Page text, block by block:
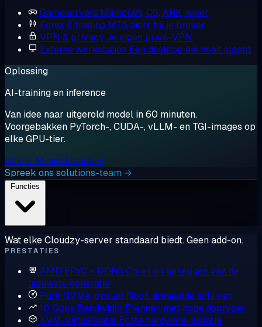
Gameservers Minecraft, CS, ARK, meer
Forex & trading MT5 dicht bij je broker
VPN & privacyJe eigen privé-VPN
Externe werkstation Een desktop die nooit slaapt
Oplossing
AI-training en inference
Van idee naar uitgerold model in 60 minuten.
Voorgebakken PyTorch-, CUDA-, vLLM- en TGI-images op
elke GPU-tier.
Bekijk AI-workloads →
Spreek ons solutions-team →
Wat elke Cloudzy-server standaard biedt. Geen add-on.
PRESTATIES
AMD EPYC + DDR5 Cores en geheugen van de
nieuwste generatie
Pure NVMe-opslag Nooit draaiende schijven
10 Gbps Bandwidth Plannen met hoge doorvoer
KVM-virtualisatie Echte hardware-isolatie